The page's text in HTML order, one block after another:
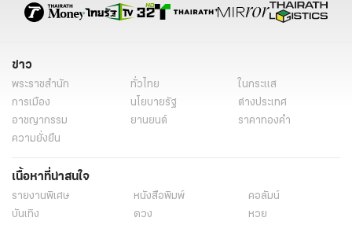
ข่าว
พระราชสำนัก ทั่วไทย
ในกระแส
การเมือง
นโยบายรัฐ
ต่างประเทศ
อาชญากรรม
ยานยนต์
ราคาทองคำ
ความยั่งยืน
เนื้อหาที่น่าสนใจ
รายงานพิเศษ หนังสือพิมพ์
คอลัมน์
บันเทิง
ดวง
หวย